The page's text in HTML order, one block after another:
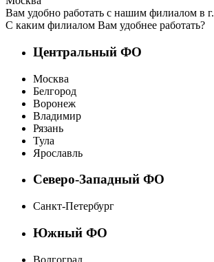
Вам удобно работать с нашим филиалом в г.
С каким филиалом Вам удобнее работать?
Центральный ФО
Москва
Белгород
Воронеж
Владимир
Рязань
Тула
Ярославль
Северо-Западный ФО
Санкт-Петербург
Южный ФО
Волгоград